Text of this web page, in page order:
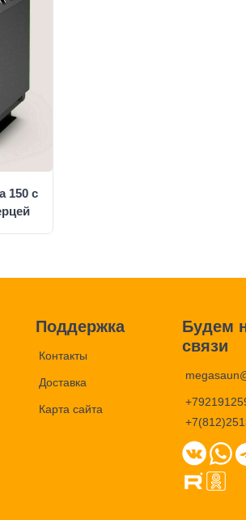
150 с
Поддержка
Контакты
Доставка
Карта сайта
Будем
связи